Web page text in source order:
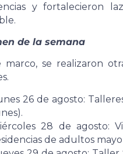
y fortalecieron
de la semana
marco, se realizaron
26 de agosto:
28 de agosto:
de adultos